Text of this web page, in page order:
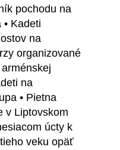
pochodu na
Kadeti
na
organizované
na
• Pietna
v Liptovskom
úcty k
veku opäť